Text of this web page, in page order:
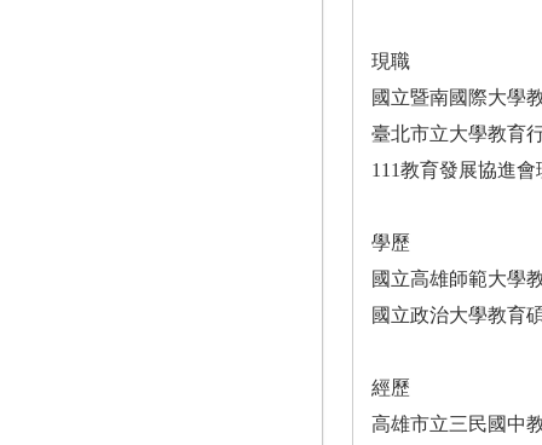
現職
國立暨南國際大學
臺北市立大學教育
111教育發展協進會
學歷
國立高雄師範大學
國立政治大學教育
經歷
高雄市立三民國中